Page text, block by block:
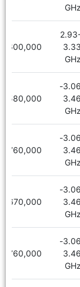
GHz
3.33
GHz
3,600,000
3.06-
3.46
GHz
2,580,000
3.06-
3.46
GHz
2,760,000
3.06-
3.46
GHz
2,670,000
3.06-
3.46
GHz
2,760,000